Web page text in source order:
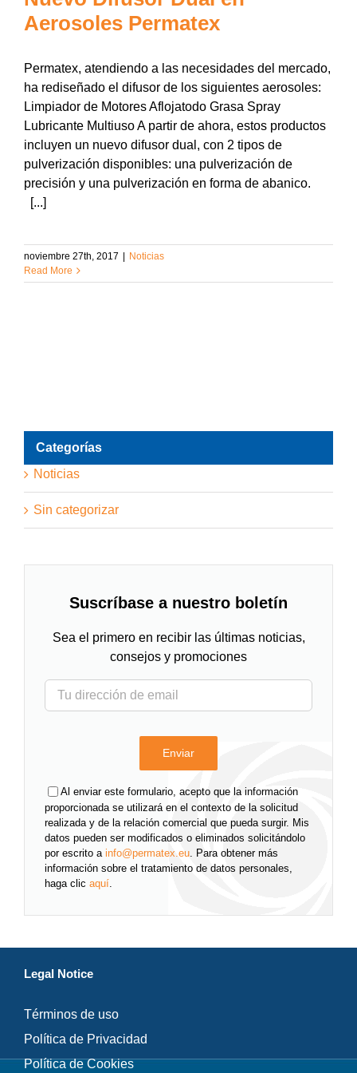
Aerosoles Permatex
Permatex, atendiendo a las necesidades del mercado,
ha rediseñado el difusor de los siguientes aerosoles:
Limpiador de Motores Aflojatodo Grasa Spray
Lubricante Multiuso A partir de ahora, estos productos
incluyen un nuevo difusor dual, con 2 tipos de
pulverización disponibles: una pulverización de
precisión y una pulverización en forma de abanico.
[...]
noviembre 27th, 2017 | Noticias
Read More
Categorías
Noticias
Sin categorizar
Suscríbase a nuestro boletín
Sea el primero en recibir las últimas noticias,
consejos y promociones
Al enviar este formulario, acepto que la información
proporcionada se utilizará en el contexto de la solicitud
realizada y de la relación comercial que pueda surgir. Mis
datos pueden ser modificados o eliminados solicitándolo
por escrito a info@permatex.eu. Para obtener más
información sobre el tratamiento de datos personales,
haga clic aquí.
Legal Notice
Términos de uso
Política de Privacidad
Política de Cookies